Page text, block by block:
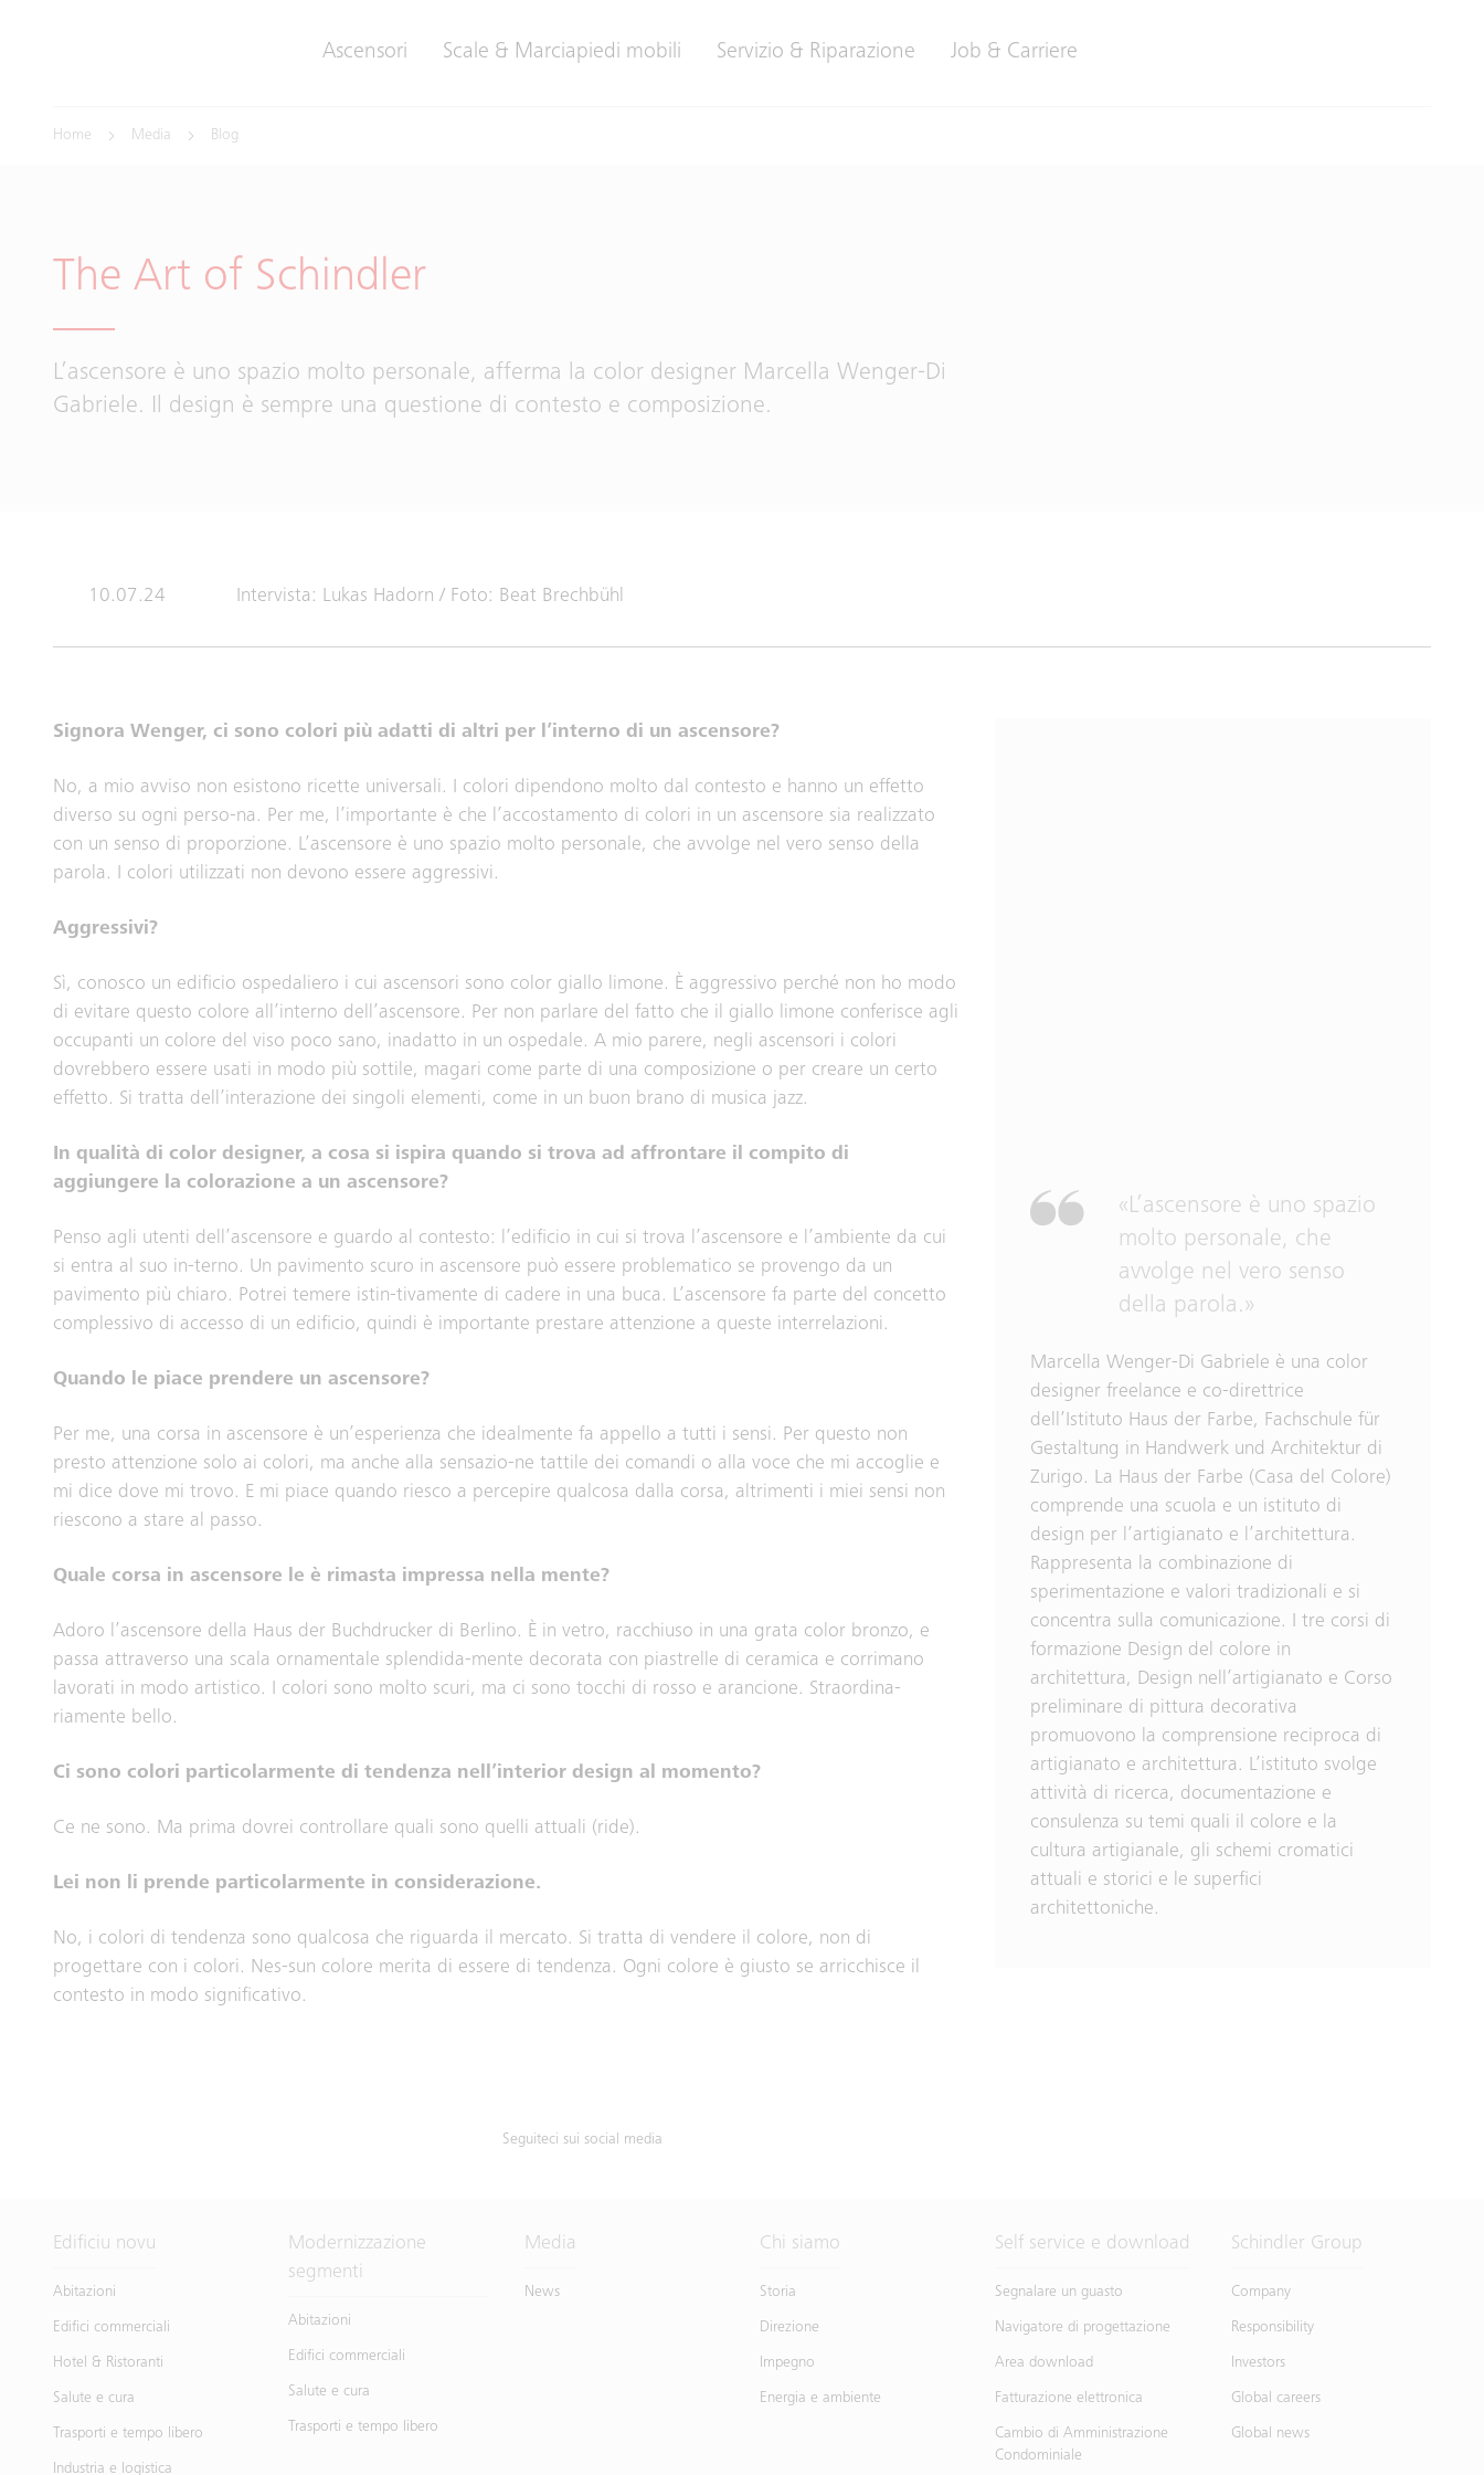
Ascensori Scale & Marciapiedi mobili Servizio & Riparazione Job & Carriere
Home Media Blog
The Art of Schindler
L’ascensore è uno spazio molto personale, afferma la color designer Marcella Wenger-Di
Gabriele. Il design è sempre una questione di contesto e composizione.
10.07.24 Intervista: Lukas Hadorn / Foto: Beat Brechbühl
Signora Wenger, ci sono colori più adatti di altri per l’interno di un ascensore?
No, a mio avviso non esistono ricette universali. I colori dipendono molto dal contesto e hanno un effetto
diverso su ogni perso-na. Per me, l’importante è che l’accostamento di colori in un ascensore sia realizzato
con un senso di proporzione. L’ascensore è uno spazio molto personale, che avvolge nel vero senso della
parola. I colori utilizzati non devono essere aggressivi.
Aggressivi?
Sì, conosco un edificio ospedaliero i cui ascensori sono color giallo limone. È aggressivo perché non ho modo
di evitare questo colore all’interno dell’ascensore. Per non parlare del fatto che il giallo limone conferisce agli
occupanti un colore del viso poco sano, inadatto in un ospedale. A mio parere, negli ascensori i colori
dovrebbero essere usati in modo più sottile, magari come parte di una composizione o per creare un certo
effetto. Si tratta dell’interazione dei singoli elementi, come in un buon brano di musica jazz.
In qualità di color designer, a cosa si ispira quando si trova ad affrontare il compito di
aggiungere la colorazione a un ascensore?
Penso agli utenti dell’ascensore e guardo al contesto: l’edificio in cui si trova l’ascensore e l’ambiente da cui
si entra al suo in-terno. Un pavimento scuro in ascensore può essere problematico se provengo da un
pavimento più chiaro. Potrei temere istin-tivamente di cadere in una buca. L’ascensore fa parte del concetto
complessivo di accesso di un edificio, quindi è importante prestare attenzione a queste interrelazioni.
Quando le piace prendere un ascensore?
Per me, una corsa in ascensore è un’esperienza che idealmente fa appello a tutti i sensi. Per questo non
presto attenzione solo ai colori, ma anche alla sensazio-ne tattile dei comandi o alla voce che mi accoglie e
mi dice dove mi trovo. E mi piace quando riesco a percepire qualcosa dalla corsa, altrimenti i miei sensi non
riescono a stare al passo.
Quale corsa in ascensore le è rimasta impressa nella mente?
Adoro l’ascensore della Haus der Buchdrucker di Berlino. È in vetro, racchiuso in una grata color bronzo, e
passa attraverso una scala ornamentale splendida-mente decorata con piastrelle di ceramica e corrimano
lavorati in modo artistico. I colori sono molto scuri, ma ci sono tocchi di rosso e arancione. Straordina-
riamente bello.
Ci sono colori particolarmente di tendenza nell’interior design al momento?
Ce ne sono. Ma prima dovrei controllare quali sono quelli attuali (ride).
Lei non li prende particolarmente in considerazione.
No, i colori di tendenza sono qualcosa che riguarda il mercato. Si tratta di vendere il colore, non di
progettare con i colori. Nes-sun colore merita di essere di tendenza. Ogni colore è giusto se arricchisce il
contesto in modo significativo.
«L’ascensore è uno spazio
molto personale, che
avvolge nel vero senso
della parola.»
Marcella Wenger-Di Gabriele è una color
designer freelance e co-direttrice
dell’Istituto Haus der Farbe, Fachschule für
Gestaltung in Handwerk und Architektur di
Zurigo. La Haus der Farbe (Casa del Colore)
comprende una scuola e un istituto di
design per l’artigianato e l’architettura.
Rappresenta la combinazione di
sperimentazione e valori tradizionali e si
concentra sulla comunicazione. I tre corsi di
formazione Design del colore in
architettura, Design nell’artigianato e Corso
preliminare di pittura decorativa
promuovono la comprensione reciproca di
artigianato e architettura. L’istituto svolge
attività di ricerca, documentazione e
consulenza su temi quali il colore e la
cultura artigianale, gli schemi cromatici
attuali e storici e le superfici
architettoniche.
Seguiteci sui social media
Edificiu novu
Abitazioni
Edifici commerciali
Hotel & Ristoranti
Salute e cura
Trasporti e tempo libero
Industria e logistica
Modernizzazione
segmenti
Abitazioni
Edifici commerciali
Salute e cura
Trasporti e tempo libero
Media
News
Chi siamo
Storia
Direzione
Impegno
Energia e ambiente
Self service e download
Segnalare un guasto
Navigatore di progettazione
Area download
Fatturazione elettronica
Cambio di Amministrazione
Condominiale
Schindler Group
Company
Responsibility
Investors
Global careers
Global news